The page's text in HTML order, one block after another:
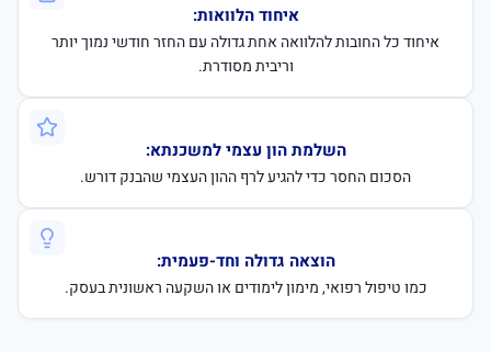
איחוד הלוואות:
איחוד כל החובות להלוואה אחת גדולה עם החזר חודשי נמוך יותר
וריבית מסודרת.
השלמת הון עצמי למשכנתא:
הסכום החסר כדי להגיע לרף ההון העצמי שהבנק דורש.
הוצאה גדולה וחד-פעמית:
כמו טיפול רפואי, מימון לימודים או השקעה ראשונית בעסק.